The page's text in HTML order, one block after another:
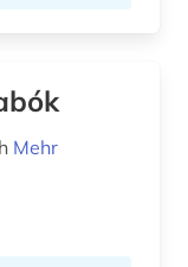
Mehr